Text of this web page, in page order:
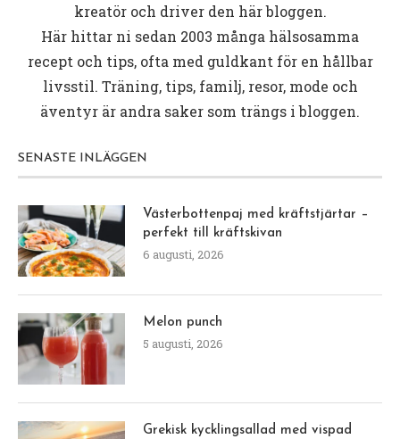
kreatör och driver den här bloggen.
Här hittar ni sedan 2003 många hälsosamma
recept och tips, ofta med guldkant för en hållbar
livsstil. Träning, tips, familj, resor, mode och
äventyr är andra saker som trängs i bloggen.
SENASTE INLÄGGEN
Västerbottenpaj med kräftstjärtar –
perfekt till kräftskivan
6 augusti, 2026
Melon punch
5 augusti, 2026
Grekisk kycklingsallad med vispad